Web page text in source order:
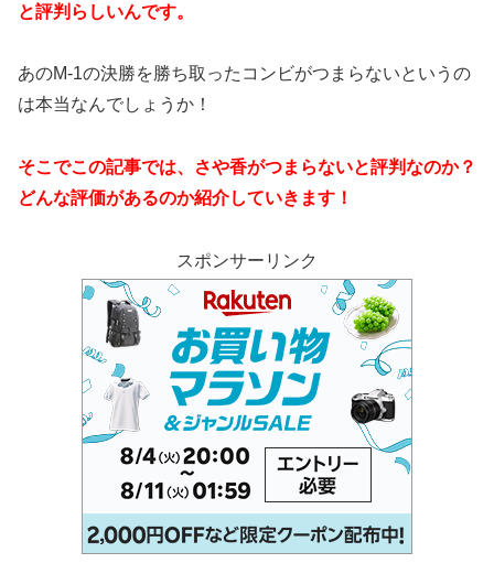
と評判らしいんです。
あのM-1の決勝を勝ち取ったコンビがつまらないというの
は本当なんでしょうか！
そこでこの記事では、さや香がつまらないと評判なのか？
どんな評価があるのか紹介していきます！
スポンサーリンク